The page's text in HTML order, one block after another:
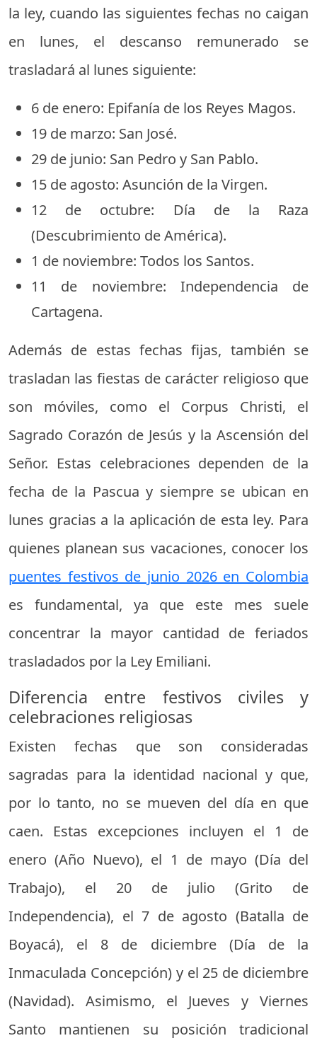
la ley, cuando las siguientes fechas no caigan
en lunes, el descanso remunerado se
trasladará al lunes siguiente:
6 de enero: Epifanía de los Reyes Magos.
19 de marzo: San José.
29 de junio: San Pedro y San Pablo.
15 de agosto: Asunción de la Virgen.
12 de octubre: Día de la Raza
(Descubrimiento de América).
1 de noviembre: Todos los Santos.
11 de noviembre: Independencia de
Cartagena.
Además de estas fechas fijas, también se
trasladan las fiestas de carácter religioso que
son móviles, como el Corpus Christi, el
Sagrado Corazón de Jesús y la Ascensión del
Señor. Estas celebraciones dependen de la
fecha de la Pascua y siempre se ubican en
lunes gracias a la aplicación de esta ley. Para
quienes planean sus vacaciones, conocer los
puentes festivos de junio 2026 en Colombia
es fundamental, ya que este mes suele
concentrar la mayor cantidad de feriados
trasladados por la Ley Emiliani.
Diferencia entre festivos civiles y
celebraciones religiosas
Existen fechas que son consideradas
sagradas para la identidad nacional y que,
por lo tanto, no se mueven del día en que
caen. Estas excepciones incluyen el 1 de
enero (Año Nuevo), el 1 de mayo (Día del
Trabajo), el 20 de julio (Grito de
Independencia), el 7 de agosto (Batalla de
Boyacá), el 8 de diciembre (Día de la
Inmaculada Concepción) y el 25 de diciembre
(Navidad). Asimismo, el Jueves y Viernes
Santo mantienen su posición tradicional